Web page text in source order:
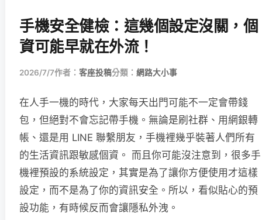
手機安全健檢：這幾個設定沒關，個
資可能早就在外流！
2026/7/7作者： 客座投稿分類： 網路大小事
在人手一機的時代，大家每天出門可能不一定會帶錢
包，但絕對不會忘記帶手機。無論是刷社群、用網銀轉
帳、還是用 LINE 聯繫朋友，手機裡幾乎裝著人們所有
的生活資訊跟敏感個資。 而且你可能沒注意到，很多手
機裡預設的系統設定，其實是為了讓你方便使用才這樣
設定，而不是為了你的資訊安全。所以，看似貼心的預
設功能，有時候反而會讓隱私外洩。